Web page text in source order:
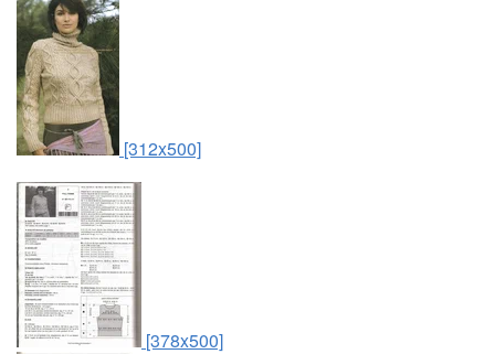
[312x500]
[378x500]